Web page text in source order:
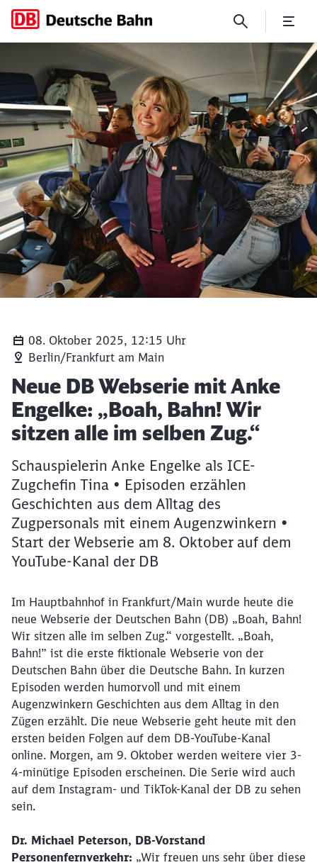
Neue DB Webserie mit
08. Oktober 2025, 12:15 Uhr
Berlin/Frankfurt am Main
Artikel:
Neue DB Webserie mit Anke
Engelke: „Boah, Bahn! Wir
sitzen alle im selben Zug.“
Schauspielerin Anke Engelke als ICE-
Zugchefin Tina • Episoden erzählen
Geschichten aus dem Alltag des
Zugpersonals mit einem Augenzwinkern •
Start der Webserie am 8. Oktober auf dem
YouTube-Kanal der DB
Im Hauptbahnhof in Frankfurt/Main wurde heute die
neue Webserie der Deutschen Bahn (DB) „Boah, Bahn!
Wir sitzen alle im selben Zug.“ vorgestellt. „Boah,
Bahn!” ist die erste fiktionale Webserie von der
Deutschen Bahn über die Deutsche Bahn. In kurzen
Episoden werden humorvoll und mit einem
Augenzwinkern Geschichten aus dem Alltag in den
Zügen erzählt. Die neue Webserie geht heute mit den
ersten beiden Folgen auf dem DB-YouTube-Kanal
online. Morgen, am 9. Oktober werden weitere vier 3-
4-minütige Episoden erscheinen. Die Serie wird auch
auf dem Instagram- und TikTok-Kanal der DB zu sehen
sein.
Dr. Michael Peterson, DB-Vorstand
Personenfernverkehr: „Wir freuen uns sehr über diese